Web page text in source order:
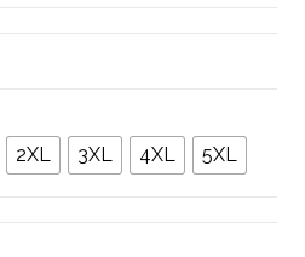
2XL 3XL 4XL 5XL